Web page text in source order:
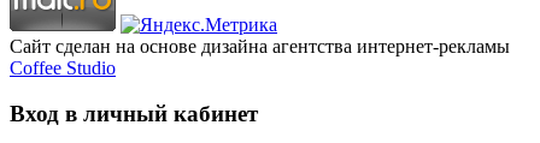
Сайт сделан на основе дизайна агентства интернет-рекламы
Coffee Studio
Вход в личный кабинет